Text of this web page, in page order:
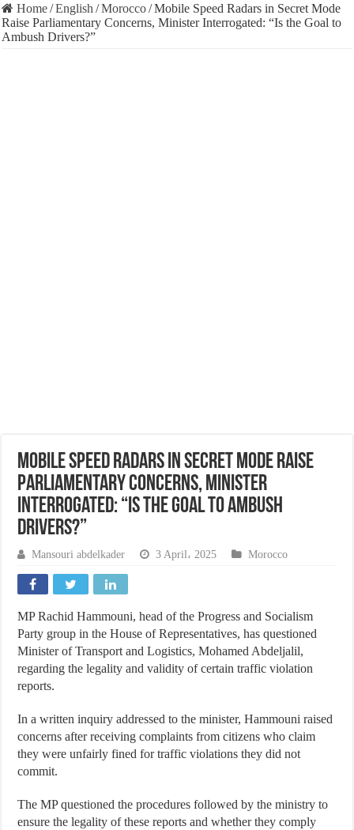
Home/English /Morocco/Mobile Speed Radars in Secret Mode
Raise Parliamentary Concerns, Minister Interrogated: “Is the Goal to
Ambush Drivers?”
Mobile Speed Radars in Secret Mode Raise
Parliamentary Concerns, Minister
Interrogated: “Is the Goal to Ambush
Drivers?”
Mansouri abdelkader 3 April، 2025 Morocco
MP Rachid Hammouni, head of the Progress and Socialism
Party group in the House of Representatives, has questioned
Minister of Transport and Logistics, Mohamed Abdeljalil,
regarding the legality and validity of certain traffic violation
reports.
In a written inquiry addressed to the minister, Hammouni raised
concerns after receiving complaints from citizens who claim
they were unfairly fined for traffic violations they did not
commit.
The MP questioned the procedures followed by the ministry to
ensure the legality of these reports and whether they comply